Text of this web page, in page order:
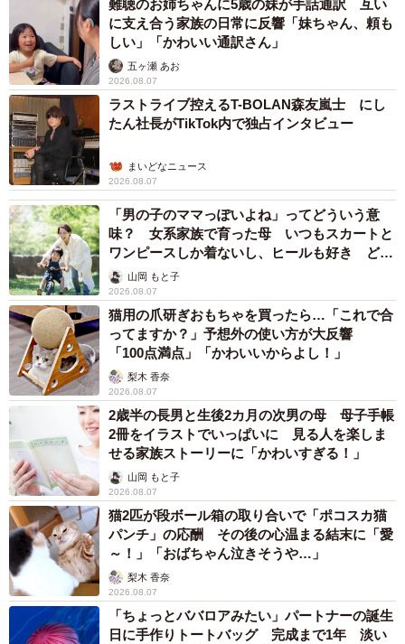
難聴のお姉ちゃんに5歳の妹が手話通訳 互い
に支え合う家族の日常に反響「妹ちゃん、頼も
しい」「かわいい通訳さん」
五ヶ瀬 あお
2026.08.07
ラストライブ控えるT-BOLAN森友嵐士 にし
たん社長がTikTok内で独占インタビュー
まいどなニュース
2026.08.07
「男の子のママっぽいよね」ってどういう意
味？ 女系家族で育った母 いつもスカートと
ワンピースしか着ないし、ヒールも好き どの
へんが…
山岡 もと子
2026.08.07
猫用の爪研ぎおもちゃを買ったら…「これで合
ってますか？」予想外の使い方が大反響
「100点満点」「かわいいからよし！」
梨木 香奈
2026.08.07
2歳半の長男と生後2カ月の次男の母 母子手帳
2冊をイラストでいっぱいに 見る人を楽しま
せる家族ストーリーに「かわいすぎる！」
山岡 もと子
2026.08.07
猫2匹が段ボール箱の取り合いで「ポコスカ猫
パンチ」の応酬 その後の心温まる結末に「愛
～！」「おばちゃん泣きそうや…」
梨木 香奈
2026.08.07
「ちょっとババロアみたい」パートナーの誕生
日に手作りトートバッグ 完成まで1年 淡い